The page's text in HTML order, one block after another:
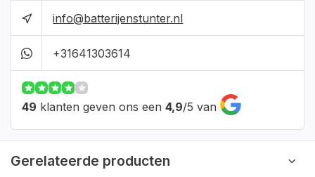
info@batterijenstunter.nl
+31641303614
49 klanten geven ons een 4,9/5 van
Gerelateerde producten